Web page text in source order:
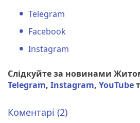
Telegram
Facebook
Instagram
Слідкуйте за новинами
Telegram, Instagram, YouTube
Коментарі (2)